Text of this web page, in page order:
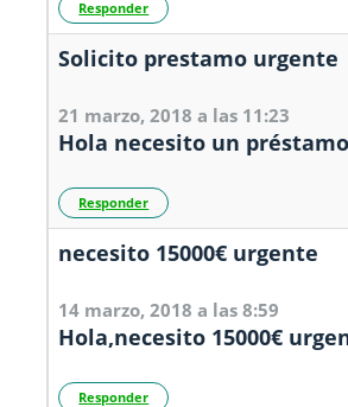
Responder
Solicito prestamo urgente
21 marzo, 2018 a las 11:23
Hola necesito un
Responder
necesito 15000€ urgente
14 marzo, 2018 a las 8:59
Hola,necesito 15000€
Responder